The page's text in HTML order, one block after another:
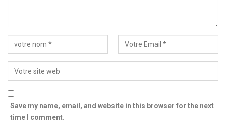
Save my name, email, and website in this browser for the next
time I comment.